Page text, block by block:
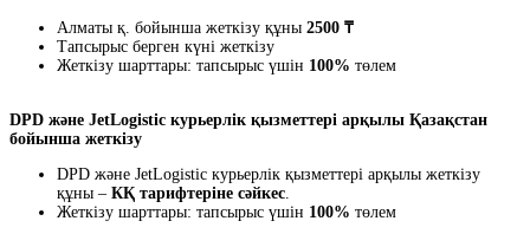
Алматы қ. бойынша жеткізу құны 2500 ₸
Тапсырыс берген күні жеткізу
Жеткізу шарттары: тапсырыс үшін 100% төлем
DPD және JetLogistic курьерлік қызметтері арқылы Қазақстан
бойынша жеткізу
DPD және JetLogistic курьерлік қызметтері арқылы жеткізу
құны – КҚ тарифтеріне сәйкес.
Жеткізу шарттары: тапсырыс үшін 100% төлем